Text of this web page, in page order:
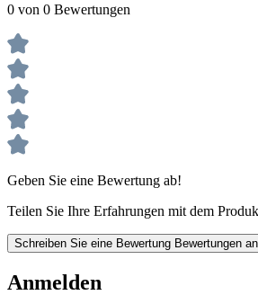
0 von 0 Bewertungen
Geben Sie eine Bewertung ab!
Teilen Sie Ihre Erfahrungen mit dem
Schreiben Sie eine Bewertung Bewertungen
Anmelden